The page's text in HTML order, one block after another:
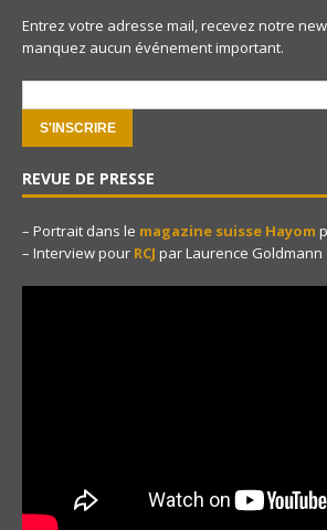
Entrez votre adresse mail, recevez notre
manquez aucun événement important.
REVUE DE PRESSE
– Portrait dans le magazine suisse Hayom
– Interview pour RCJ par Laurence Goldmann